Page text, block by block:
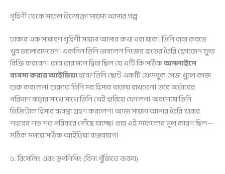
গৃহিণী থেকে সফল উদ্যোক্তা সায়মা আপার গল্প
ঢাকার এক সাধারণ গৃহিণী সায়মা আপার কথা ধরা যাক। তিনি রান্না করতে
খুব ভালোবাসতেন। একদিন তিনি ভাবলেন নিজের হাতের তৈরি ফ্রোজেন ফুড
বিক্রি করবেন। তবে তার মনে দ্বিধা ছিল যে এটি কি সঠিকঅনলাইনে
ব্যবসা করার আইডিয়াহবে? তিনি ছোট একটি ফেসবুক পেজ খুলে কাজ
শুরু করলেন। শুরুতে তিনি সব হিসাব খাতায় রাখতেন। তবে অর্ডারের
পরিমাণ বাড়ার সাথে সাথে তিনি খেই হারিয়ে ফেলেন। অবশেষে তিনি
ডিজিটাল হিসাব ব্যবস্থা গ্রহণ করলেন। আজ সায়মা আপার তৈরি খাবার
শহরের শত শত পরিবারে পৌঁছে যাচ্ছে। তার এই সাফল্যের মূল কারণ ছিল—
সঠিক সময়ে সঠিক আইডিয়া বাস্তবায়ন।
১. রিসেলিং এবং ড্রপশিপিং (বিনা পুঁজিতে ব্যবসা)